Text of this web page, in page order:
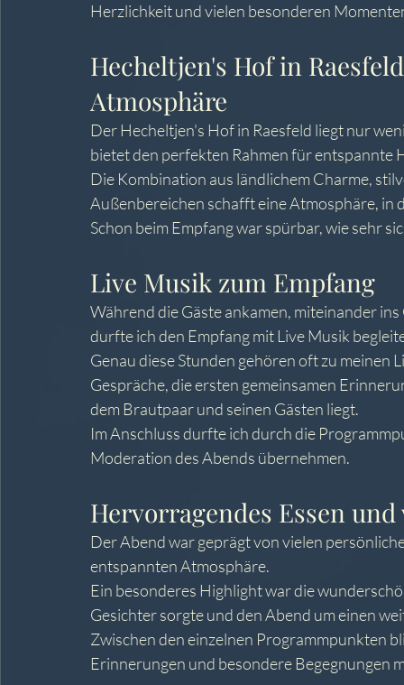
Herzlichkeit und vielen besonderen
Hecheltjen's Hof in
Atmosphäre
Der Hecheltjen's Hof in Raesfeld liegt nur
bietet den perfekten Rahmen für
Die Kombination aus ländlichem Charme,
Außenbereichen schafft eine Atmosphäre, in
Schon beim Empfang war spürbar, wie sehr
Live Musik zum Empfang
Während die Gäste ankamen, miteinander
durfte ich den Empfang mit Live Musik
Genau diese Stunden gehören oft zu
Gespräche, die ersten gemeinsamen
dem Brautpaar und seinen Gästen liegt.
Im Anschluss durfte ich durch die
Moderation des Abends übernehmen.
Hervorragendes Essen
Der Abend war geprägt von vielen
entspannten Atmosphäre.
Ein besonderes Highlight war die
Gesichter sorgte und den Abend um einen
Zwischen den einzelnen Programmpunkten
Erinnerungen und besondere Begegnungen